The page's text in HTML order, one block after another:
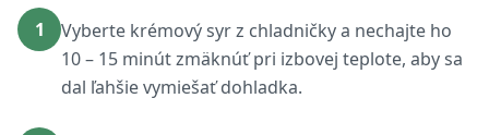
1
Vyberte krémový syr z chladničky a nechajte ho
10 – 15 minút zmäknúť pri izbovej teplote, aby sa
dal ľahšie vymiešať dohladka.